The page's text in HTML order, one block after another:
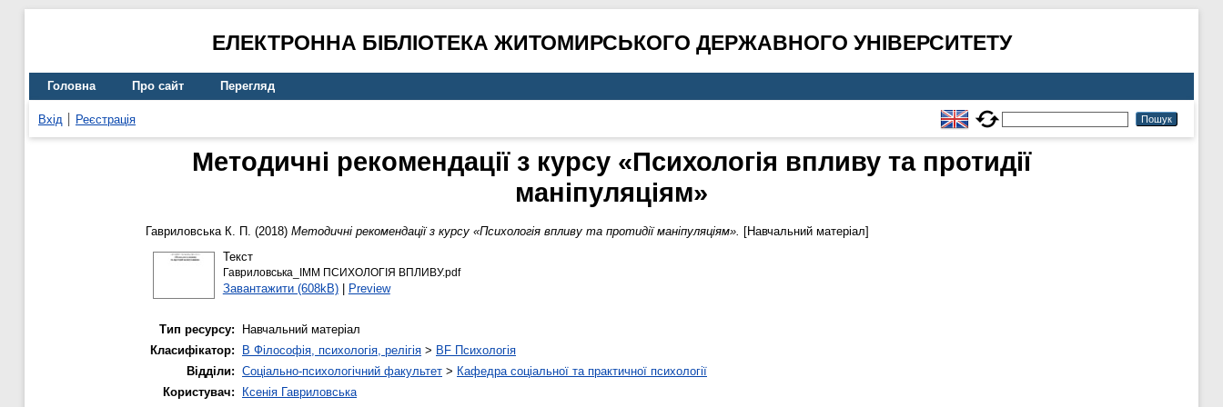
ЕЛЕКТРОННА БІБЛІОТЕКА ЖИТОМИРСЬКОГО ДЕРЖАВНОГО УНІВЕРСИТЕТУ
Головна Про сайт Перегляд
Вхід Реєстрація
Методичні рекомендації з курсу «Психологія впливу та протидії
маніпуляціям»
Гавриловська К. П. (2018) Методичні рекомендації з курсу «Психологія впливу та протидії маніпуляціям». [Навчальний матеріал]
Текст
Гавриловська_ІММ ПСИХОЛОГІЯ ВПЛИВУ.pdf
Завантажити (608kB)| Preview
Тип ресурсу:
Навчальний матеріал
Класифікатор:
B Філософія, психологія, релігія > BF Психологія
Відділи: Соціально-психологічний факультет > Кафедра соціальної та практичної психології
Користувач:
Ксенія Гавриловська